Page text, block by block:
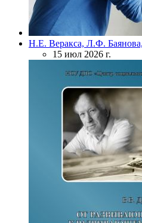
Н.Е. Веракса, Л.Ф.
15 июл 2026 г.